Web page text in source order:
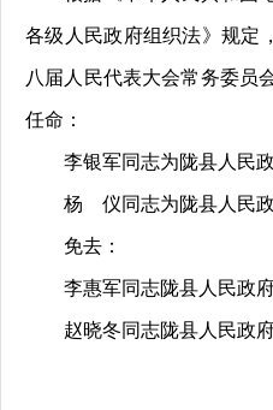
各级人民政府组织法》规定
八届人民代表大会常务委员
任命：
李银军同志为陇县人民
杨 仪同志为陇县人民政
免去：
李惠军同志陇县人民政
赵晓冬同志陇县人民政